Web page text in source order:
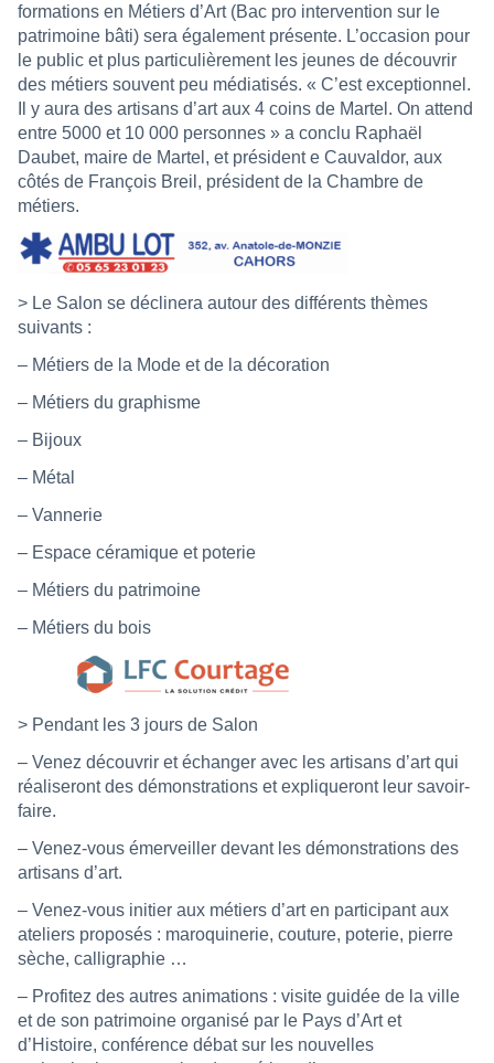
formations en Métiers d’Art (Bac pro intervention sur le
patrimoine bâti) sera également présente. L’occasion pour
le public et plus particulièrement les jeunes de découvrir
des métiers souvent peu médiatisés. « C’est exceptionnel.
Il y aura des artisans d’art aux 4 coins de Martel. On attend
entre 5000 et 10 000 personnes » a conclu Raphaël
Daubet, maire de Martel, et président e Cauvaldor, aux
côtés de François Breil, président de la Chambre de
métiers.
> Le Salon se déclinera autour des différents thèmes
suivants :
– Métiers de la Mode et de la décoration
– Métiers du graphisme
– Bijoux
– Métal
– Vannerie
– Espace céramique et poterie
– Métiers du patrimoine
– Métiers du bois
> Pendant les 3 jours de Salon
– Venez découvrir et échanger avec les artisans d’art qui
réaliseront des démonstrations et expliqueront leur savoir-
faire.
– Venez-vous émerveiller devant les démonstrations des
artisans d’art.
– Venez-vous initier aux métiers d’art en participant aux
ateliers proposés : maroquinerie, couture, poterie, pierre
sèche, calligraphie …
– Profitez des autres animations : visite guidée de la ville
et de son patrimoine organisé par le Pays d’Art et
d’Histoire, conférence débat sur les nouvelles